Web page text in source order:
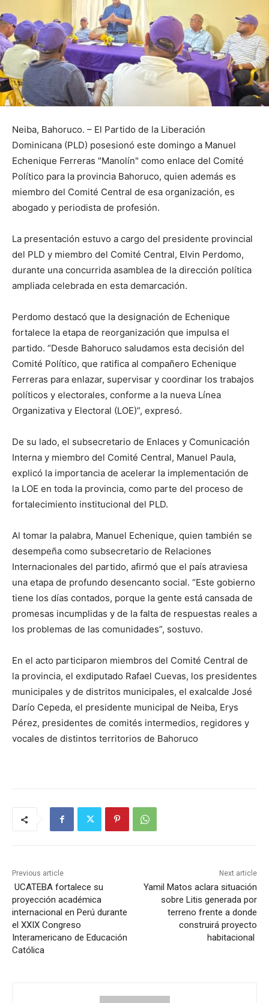
Neiba, Bahoruco. – El Partido de la Liberación
Dominicana (PLD) posesionó este domingo a Manuel
Echenique Ferreras "Manolín" como enlace del Comité
Político para la provincia Bahoruco, quien además es
miembro del Comité Central de esa organización, es
abogado y periodista de profesión.
La presentación estuvo a cargo del presidente provincial
del PLD y miembro del Comité Central, Elvin Perdomo,
durante una concurrida asamblea de la dirección política
ampliada celebrada en esta demarcación.
Perdomo destacó que la designación de Echenique
fortalece la etapa de reorganización que impulsa el
partido. “Desde Bahoruco saludamos esta decisión del
Comité Político, que ratifica al compañero Echenique
Ferreras para enlazar, supervisar y coordinar los trabajos
políticos y electorales, conforme a la nueva Línea
Organizativa y Electoral (LOE)”, expresó.
De su lado, el subsecretario de Enlaces y Comunicación
Interna y miembro del Comité Central, Manuel Paula,
explicó la importancia de acelerar la implementación de
la LOE en toda la provincia, como parte del proceso de
fortalecimiento institucional del PLD.
Al tomar la palabra, Manuel Echenique, quien también se
desempeña como subsecretario de Relaciones
Internacionales del partido, afirmó que el país atraviesa
una etapa de profundo desencanto social. “Este gobierno
tiene los días contados, porque la gente está cansada de
promesas incumplidas y de la falta de respuestas reales a
los problemas de las comunidades”, sostuvo.
En el acto participaron miembros del Comité Central de
la provincia, el exdiputado Rafael Cuevas, los presidentes
municipales y de distritos municipales, el exalcalde José
Darío Cepeda, el presidente municipal de Neiba, Erys
Pérez, presidentes de comités intermedios, regidores y
vocales de distintos territorios de Bahoruco
Previous article
UCATEBA fortalece su
proyección académica
internacional en Perú durante
el XXIX Congreso
Interamericano de Educación
Católica
Next article
Yamil Matos aclara situación
sobre Litis generada por
terreno frente a donde
construirá proyecto
habitacional